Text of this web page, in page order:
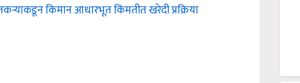
किमान आधारभूत किंमतीत खरेदी प्रक्रिया